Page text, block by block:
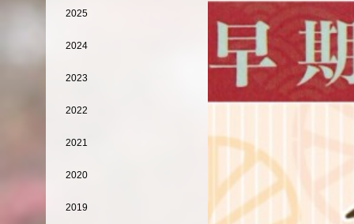
2025
2024
2023
2022
2021
2020
2019